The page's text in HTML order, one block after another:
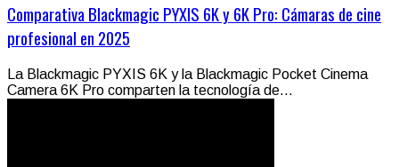
Comparativa Blackmagic PYXIS 6K y 6K Pro: Cámaras de cine
profesional en 2025
La Blackmagic PYXIS 6K y la Blackmagic Pocket Cinema
Camera 6K Pro comparten la tecnología de...